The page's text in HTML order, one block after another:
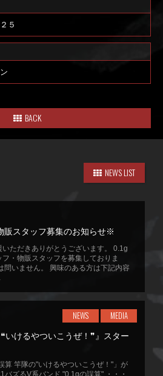
５
BACK
NEWS LIST
販スタッフ募集のお知らせ※
ただきありがとうございます。 0.1g
・物販スタッフを募集しておりま
問いません。 興味のある方は下記内容
NEWS MEDIA
いけるやついこうぜ！❞』スター
算 竿隊の"いけるやついこうぜ！"」が